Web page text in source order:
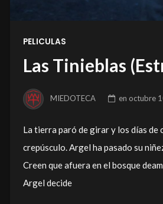
PELICULAS
Las Tinieblas
MIEDOTECA en octubre
La tierra paró de girar y los días de
crepúsculo. Argel ha pasado su
Creen que afuera en el bosque
Argel decide